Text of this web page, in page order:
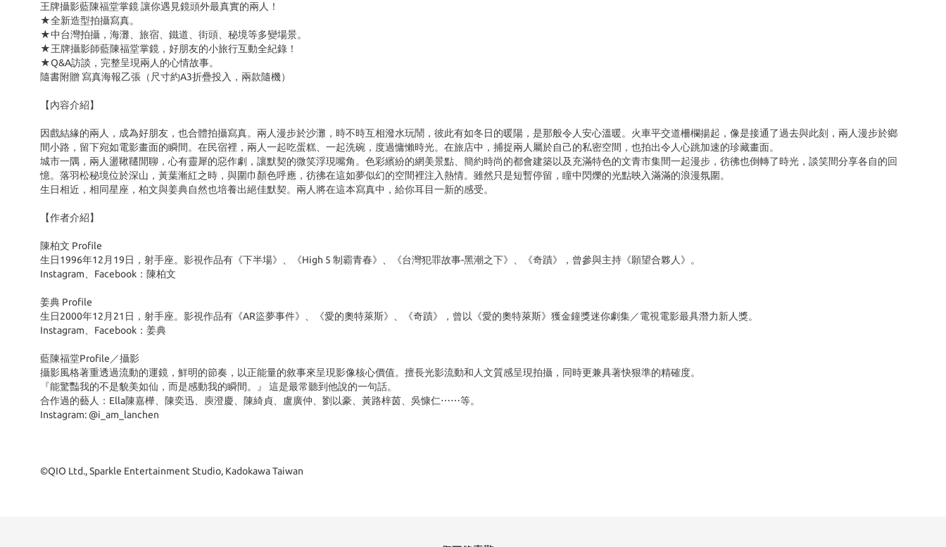
王牌攝影藍陳福堂掌鏡 讓你遇見鏡頭外最真實的兩人！
★全新造型拍攝寫真。
★中台灣拍攝，海灘、旅宿、鐵道、街頭、秘境等多變場景。
★王牌攝影師藍陳福堂掌鏡，好朋友的小旅行互動全紀錄！
★Q&A訪談，完整呈現兩人的心情故事。
隨書附贈 寫真海報乙張（尺寸約A3折疊投入，兩款隨機）
【內容介紹】
因戲結緣的兩人，成為好朋友，也合體拍攝寫真。兩人漫步於沙灘，時不時互相潑水玩鬧，彼此有如冬日的暖陽，是那般令人安心溫暖。火車平交道柵欄揚起，像是接通了過去與此刻，兩人漫步於鄉
間小路，留下宛如電影畫面的瞬間。在民宿裡，兩人一起吃蛋糕、一起洗碗，度過慵懶時光。在旅店中，捕捉兩人屬於自己的私密空間，也拍出令人心跳加速的珍藏畫面。
城市一隅，兩人盪鞦韆閒聊，心有靈犀的惡作劇，讓默契的微笑浮現嘴角。色彩繽紛的網美景點、簡約時尚的都會建築以及充滿特色的文青市集間一起漫步，彷彿也倒轉了時光，談笑間分享各自的回
憶。落羽松秘境位於深山，黃葉漸紅之時，與圍巾顏色呼應，彷彿在這如夢似幻的空間裡注入熱情。雖然只是短暫停留，瞳中閃爍的光點映入滿滿的浪漫氛圍。
生日相近，相同星座，柏文與姜典自然也培養出絕佳默契。兩人將在這本寫真中，給你耳目一新的感受。
【作者介紹】
陳柏文 Profile
生日1996年12月19日，射手座。影視作品有《下半場》、《High 5 制霸青春》、《台灣犯罪故事-黑潮之下》、《奇蹟》，曾參與主持《願望合夥人》。
Instagram、Facebook：陳柏文
姜典 Profile
生日2000年12月21日，射手座。影視作品有《AR盜夢事件》、《愛的奧特萊斯》、《奇蹟》，曾以《愛的奧特萊斯》獲金鐘獎迷你劇集／電視電影最具潛力新人獎。
Instagram、Facebook：姜典
藍陳福堂Profile／攝影
攝影風格著重透過流動的運鏡，鮮明的節奏，以正能量的敘事來呈現影像核心價值。擅長光影流動和人文質感呈現拍攝，同時更兼具著快狠準的精確度。
『能驚豔我的不是貌美如仙，而是感動我的瞬間。』 這是最常聽到他說的一句話。
合作過的藝人：Ella陳嘉樺、陳奕迅、庾澄慶、陳綺貞、盧廣仲、劉以豪、黃路梓茵、吳慷仁⋯⋯等。
Instagram: @i_am_lanchen
©QIO Ltd., Sparkle Entertainment Studio, Kadokawa Taiwan